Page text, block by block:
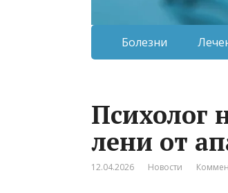
Болезни
Психолог
лени от
12.04.2026 Новости